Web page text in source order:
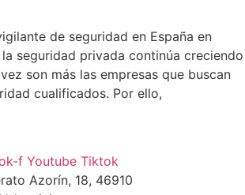
de seguridad en España en
seguridad privada continúa creciendo
son más las empresas que buscan
cualificados. Por ello,
f Youtube Tiktok
Azorín, 18, 46910